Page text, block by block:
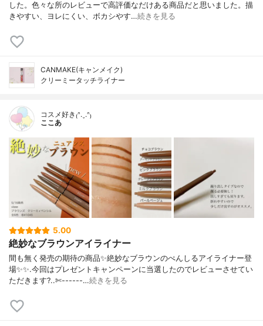
した。色々な所のレビューで高評価なだけある商品だと思いました。描
きやすい、ヨレにくい、ボカシやす…続きを見る
CANMAKE(キャンメイク)
クリーミータッチライナー
コスメ好き₍ᐢ.ˬ.ᐢ₎
ここあ
5.00
絶妙なブラウンアイライナー
間も無く発売の期待の商品✨絶妙なブラウンのぺんしるアイライナー登
場✨✨.今回はプレゼントキャンペーンに当選したのでレビューさせてい
ただきます?..✄------…続きを見る